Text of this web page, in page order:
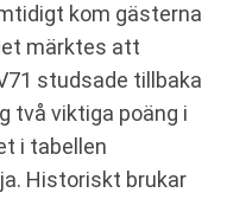
kom gästerna
märktes att
studsade tillbaka
två viktiga poäng i
i tabellen
Historiskt brukar